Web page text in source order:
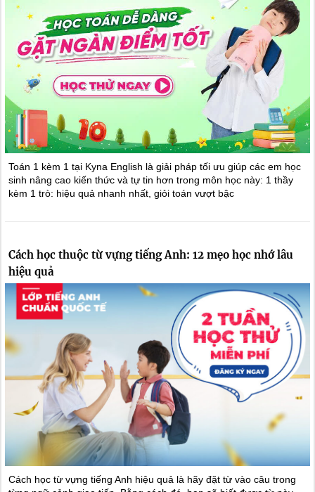
Toán 1 kèm 1 tại Kyna English là giải pháp tối ưu giúp các em học
sinh nâng cao kiến thức và tự tin hơn trong môn học này: 1 thầy
kèm 1 trò: hiệu quả nhanh nhất, giỏi toán vượt bậc
Cách học thuộc từ vựng tiếng Anh: 12 mẹo học nhớ lâu
hiệu quả
Cách học từ vựng tiếng Anh hiệu quả là hãy đặt từ vào câu trong